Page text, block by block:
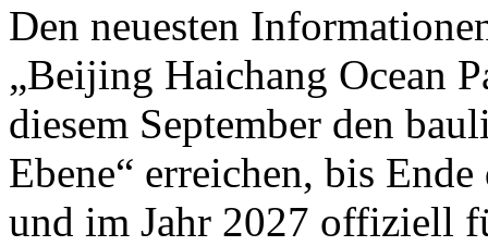
Den neuesten
„Beijing Haichang Ocean
diesem September den
Ebene“ erreichen, bis
und im Jahr 2027 offiziell